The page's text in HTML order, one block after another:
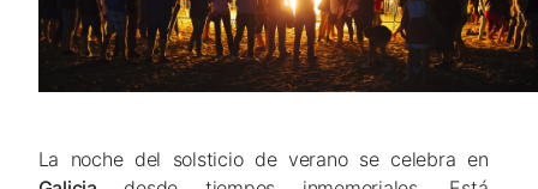
La noche del solsticio de verano se celebra en